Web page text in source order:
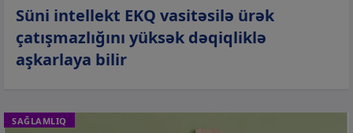
Süni intellekt EKQ vasitəsilə ürək
çatışmazlığını yüksək dəqiqliklə
aşkarlaya bilir
SAĞLAMLIQ